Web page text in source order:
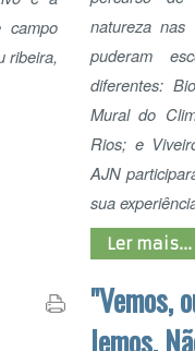
sua experiência.
Ler mais...
"Vemos,
lemos. Não
ignorar." -
as XXIX Jornadas
Pedagógicas de
Educação
A 29º edição das